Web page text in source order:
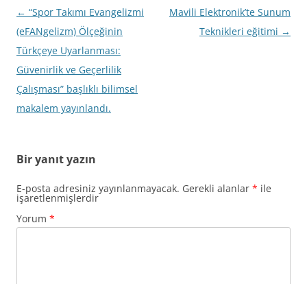
Yazı
dolaşımı
← “Spor Takımı Evangelizmi
(eFANgelizm) Ölçeğinin
Türkçeye Uyarlanması:
Güvenirlik ve Geçerlilik
Çalışması” başlıklı bilimsel
makalem yayınlandı.
Mavili Elektronik’te Sunum
Teknikleri eğitimi →
Bir yanıt yazın
E-posta adresiniz yayınlanmayacak. Gerekli alanlar * ile
işaretlenmişlerdir
Yorum *